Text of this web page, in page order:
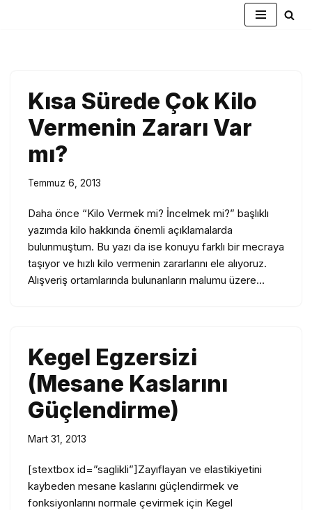
Kısa Sürede Çok Kilo
Vermenin Zararı Var
mı?
Temmuz 6, 2013
Daha önce “Kilo Vermek mi? İncelmek mi?” başlıklı
yazımda kilo hakkında önemli açıklamalarda
bulunmuştum. Bu yazı da ise konuyu farklı bir mecraya
taşıyor ve hızlı kilo vermenin zararlarını ele alıyoruz.
Alışveriş ortamlarında bulunanların malumu üzere…
Kegel Egzersizi
(Mesane Kaslarını
Güçlendirme)
Mart 31, 2013
[stextbox id=”saglikli”]Zayıflayan ve elastikiyetini
kaybeden mesane kaslarını güçlendirmek ve
fonksiyonlarını normale çevirmek için Kegel